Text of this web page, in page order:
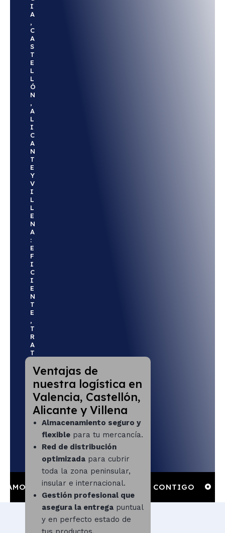
I
A
,
C
A
S
T
E
L
L
Ó
N
,
A
L
I
C
A
N
T
E
Y
V
I
L
L
E
N
A
:
E
F
I
C
I
E
N
T
E
,
T
R
A
T
C
R
C
A
N
Y CRECEMOS CONTIGO
Ventajas de
nuestra logística en
Valencia, Castellón,
Alicante y Villena
Almacenamiento seguro y
flexible para tu mercancía.
Red de distribución
optimizada para cubrir
toda la zona peninsular,
insular e internacional.
Gestión profesional que
asegura la entrega puntual
y en perfecto estado de